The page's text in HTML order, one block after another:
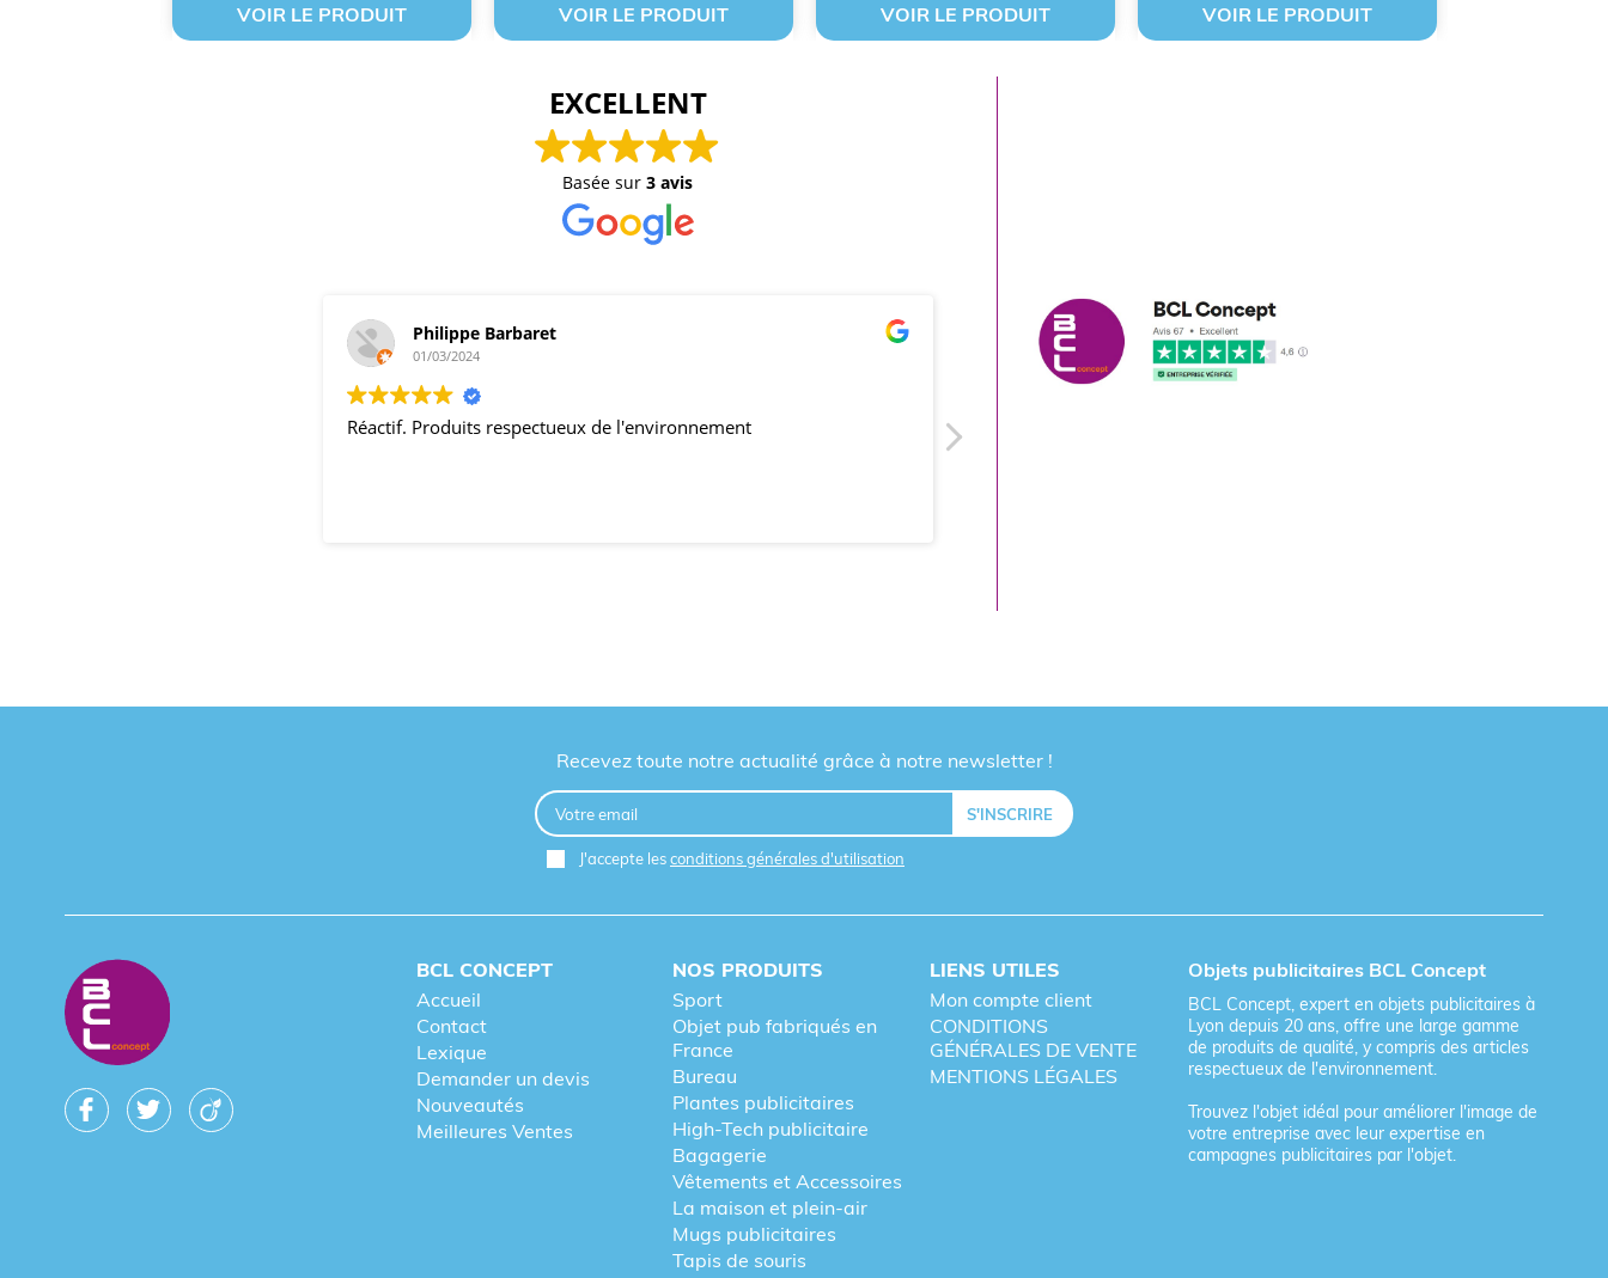
VOIR LE PRODUIT VOIR LE PRODUIT VOIR LE PRODUIT VOIR LE PRODUIT
EXCELLENT
Basée sur3 avis
Philippe Barbaret
01/03/2024
Réactif. Produits respectueux de l'environnement
marcus leleu
21/03/2018
Recevez toute notre actualité grâce à notre newsletter !
J'accepte lesconditions générales d'utilisation
BCL CONCEPT
Accueil
Contact
Lexique
Demander un devis
Nouveautés
Meilleures Ventes
NOS PRODUITS
Sport
Objet pub fabriqués en
France
Bureau
Plantes publicitaires
High-Tech publicitaire
Bagagerie
Vêtements et Accessoires
La maison et plein-air
Mugs publicitaires
Tapis de souris
LIENS UTILES
Mon compte client
CONDITIONS
GÉNÉRALES DE VENTE
MENTIONS LÉGALES
Objets publicitaires BCL Concept
BCL Concept, expert en objets publicitaires à
Lyon depuis 20 ans, offre une large gamme
de produits de qualité, y compris des articles
respectueux de l'environnement.
Trouvez l'objet idéal pour améliorer l'image de
votre entreprise avec leur expertise en
campagnes publicitaires par l'objet.